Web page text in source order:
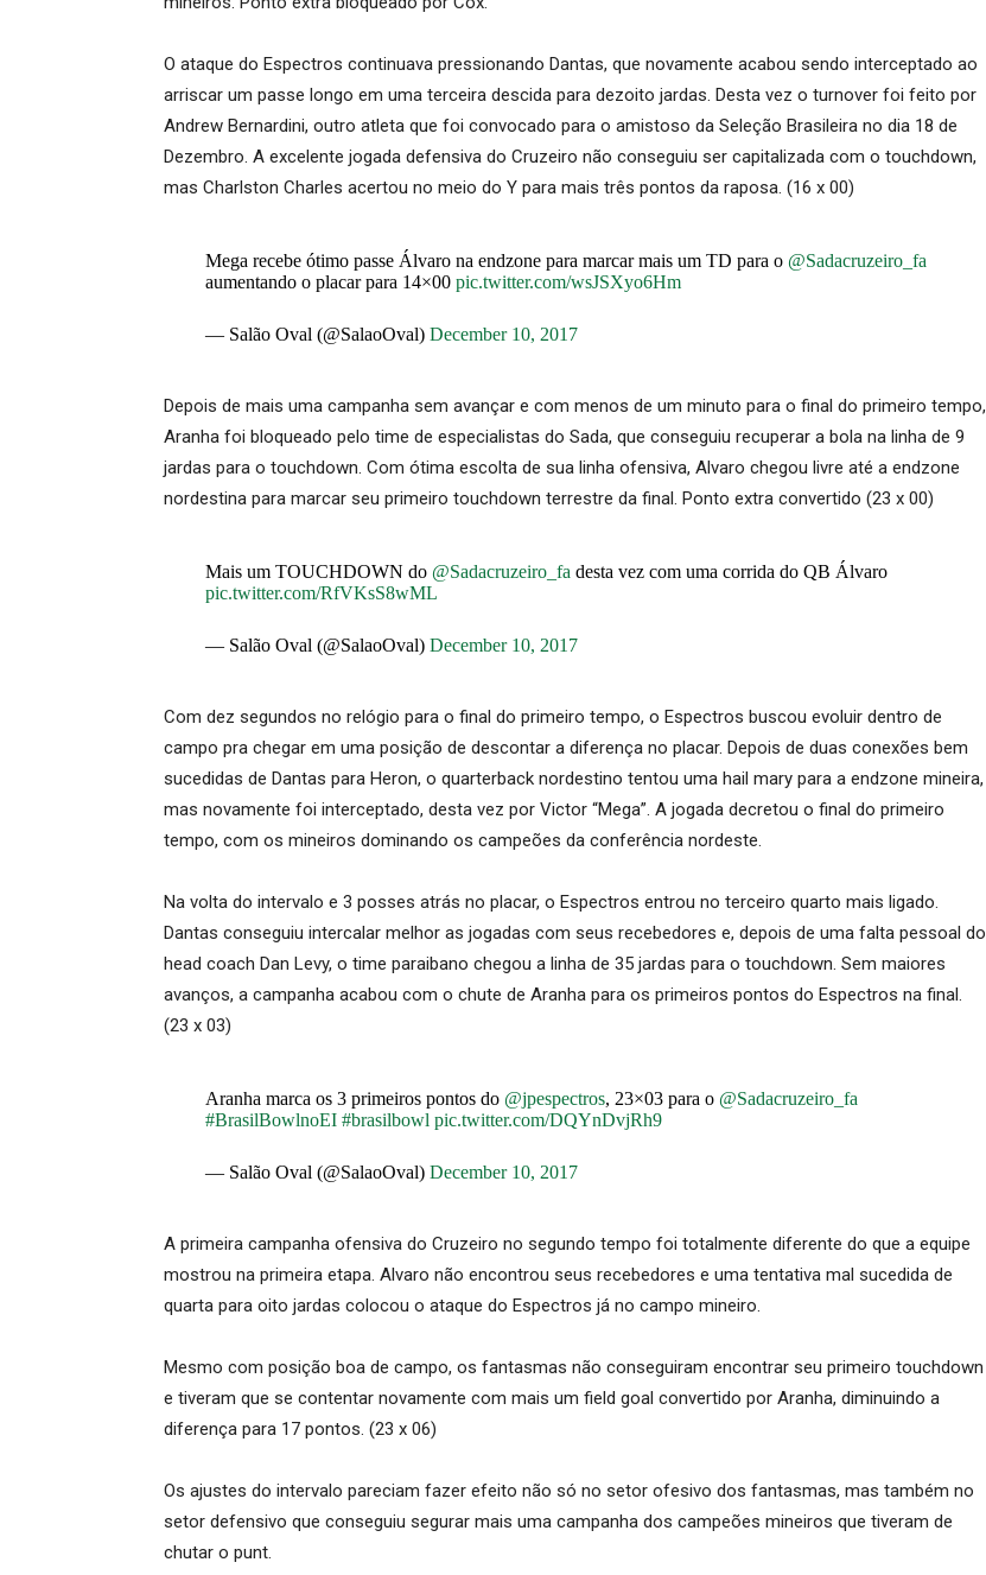
O ataque do Espectros continuava pressionando Dantas, que novamente acabou sendo interceptado ao
arriscar um passe longo em uma terceira descida para dezoito jardas. Desta vez o turnover foi feito por
Andrew Bernardini, outro atleta que foi convocado para o amistoso da Seleção Brasileira no dia 18 de
Dezembro. A excelente jogada defensiva do Cruzeiro não conseguiu ser capitalizada com o touchdown,
mas Charlston Charles acertou no meio do Y para mais três pontos da raposa. (16 x 00)
Mega recebe ótimo passe Álvaro na endzone para marcar mais um TD para o @Sadacruzeiro_fa
aumentando o placar para 14×00 pic.twitter.com/wsJSXyo6Hm
— Salão Oval (@SalaoOval) December 10, 2017
Depois de mais uma campanha sem avançar e com menos de um minuto para o final do primeiro tempo,
Aranha foi bloqueado pelo time de especialistas do Sada, que conseguiu recuperar a bola na linha de 9
jardas para o touchdown. Com ótima escolta de sua linha ofensiva, Alvaro chegou livre até a endzone
nordestina para marcar seu primeiro touchdown terrestre da final. Ponto extra convertido (23 x 00)
Mais um TOUCHDOWN do @Sadacruzeiro_fa desta vez com uma corrida do QB Álvaro
pic.twitter.com/RfVKsS8wML
— Salão Oval (@SalaoOval) December 10, 2017
Com dez segundos no relógio para o final do primeiro tempo, o Espectros buscou evoluir dentro de
campo pra chegar em uma posição de descontar a diferença no placar. Depois de duas conexões bem
sucedidas de Dantas para Heron, o quarterback nordestino tentou uma hail mary para a endzone mineira,
mas novamente foi interceptado, desta vez por Victor “Mega”. A jogada decretou o final do primeiro
tempo, com os mineiros dominando os campeões da conferência nordeste.
Na volta do intervalo e 3 posses atrás no placar, o Espectros entrou no terceiro quarto mais ligado.
Dantas conseguiu intercalar melhor as jogadas com seus recebedores e, depois de uma falta pessoal do
head coach Dan Levy, o time paraibano chegou a linha de 35 jardas para o touchdown. Sem maiores
avanços, a campanha acabou com o chute de Aranha para os primeiros pontos do Espectros na final.
(23 x 03)
Aranha marca os 3 primeiros pontos do @jpespectros, 23×03 para o @Sadacruzeiro_fa
#BrasilBowlnoEI #brasilbowl pic.twitter.com/DQYnDvjRh9
— Salão Oval (@SalaoOval) December 10, 2017
A primeira campanha ofensiva do Cruzeiro no segundo tempo foi totalmente diferente do que a equipe
mostrou na primeira etapa. Alvaro não encontrou seus recebedores e uma tentativa mal sucedida de
quarta para oito jardas colocou o ataque do Espectros já no campo mineiro.
Mesmo com posição boa de campo, os fantasmas não conseguiram encontrar seu primeiro touchdown
e tiveram que se contentar novamente com mais um field goal convertido por Aranha, diminuindo a
diferença para 17 pontos. (23 x 06)
Os ajustes do intervalo pareciam fazer efeito não só no setor ofesivo dos fantasmas, mas também no
setor defensivo que conseguiu segurar mais uma campanha dos campeões mineiros que tiveram de
chutar o punt.